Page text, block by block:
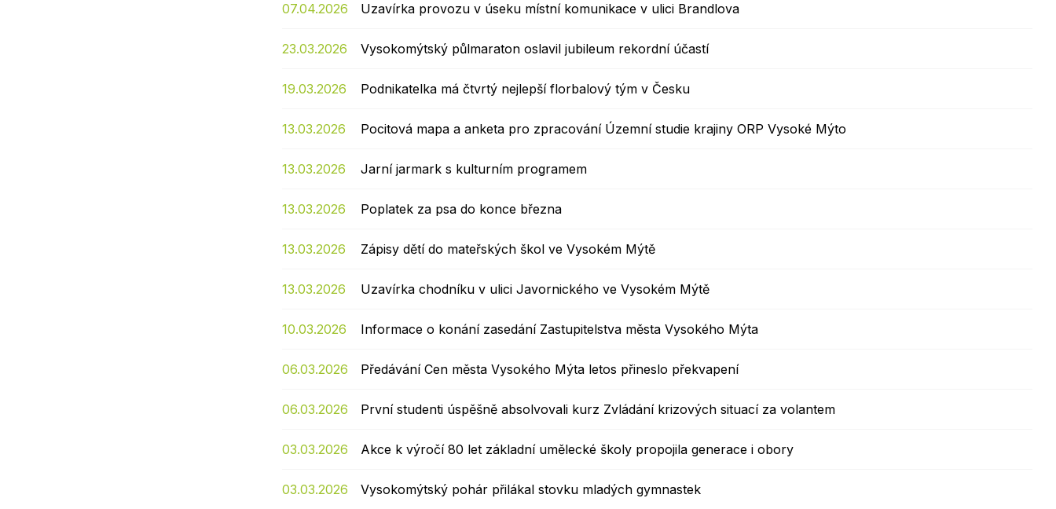
07.04.2026 Uzavírka provozu v úseku místní komunikace v ulici Brandlova
23.03.2026 Vysokomýtský půlmaraton oslavil jubileum rekordní účastí
19.03.2026 Podnikatelka má čtvrtý nejlepší florbalový tým v Česku
13.03.2026 Pocitová mapa a anketa pro zpracování Územní studie krajiny ORP Vysoké Mýto
13.03.2026 Jarní jarmark s kulturním programem
13.03.2026 Poplatek za psa do konce března
13.03.2026 Zápisy dětí do mateřských škol ve Vysokém Mýtě
13.03.2026 Uzavírka chodníku v ulici Javornického ve Vysokém Mýtě
10.03.2026 Informace o konání zasedání Zastupitelstva města Vysokého Mýta
06.03.2026 Předávání Cen města Vysokého Mýta letos přineslo překvapení
06.03.2026 První studenti úspěšně absolvovali kurz Zvládání krizových situací za volantem
03.03.2026 Akce k výročí 80 let základní umělecké školy propojila generace i obory
03.03.2026 Vysokomýtský pohár přilákal stovku mladých gymnastek